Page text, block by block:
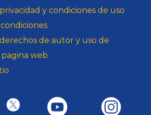
y condiciones de uso
de autor y uso de
web